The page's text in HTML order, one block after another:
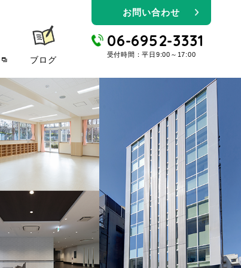
ブログ
お問い合わせ
06-6952-3331
受付時間：平日9:00～17:00